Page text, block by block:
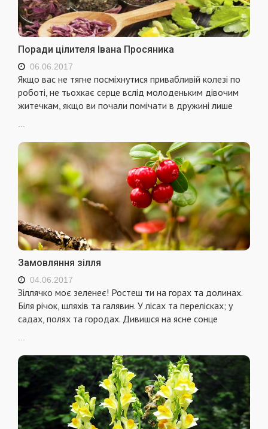
Поради цілителя Івана Просяника
06.06.2017
Якщо вас не тягне посміхнутися привабливій колезі по
роботі, не тьохкає серце вслід молоденьким дівочим
житечкам, якщо ви почали помічати в дружині лише
...
Замовляння зілля
04.06.2017
Зіллячко моє зеленеє! Ростеш ти на горах та долинах.
Біля річок, шляхів та галявин. У лісах та перелісках; у
садах, полях та городах. Дивишся на ясне сонце